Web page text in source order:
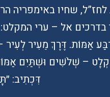
לחז”ל, שחיו באימפריה
בדרכים אל – ערי
אַמּוֹת. דֶּרֶךְ מֵעִיר
– שְׁלֹשִׁים וּשְׁתַּיִם
דִּכְתִיב: